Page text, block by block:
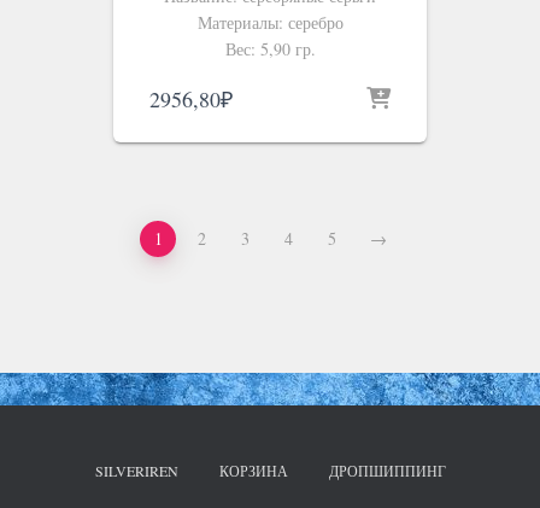
Материалы: серебро
Вес: 5,90 гр.
2956,80₽
1 2 3 4 5 →
SILVERIREN КОРЗИНА ДРОПШИППИНГ